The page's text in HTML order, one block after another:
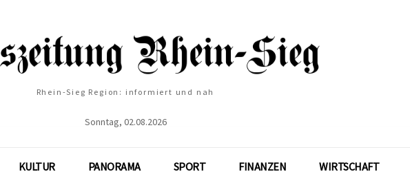
Rhein-Sieg Region: informiert und nah
Sonntag, 02.08.2026
KULTUR PANORAMA SPORT FINANZEN WIRTSCHAFT